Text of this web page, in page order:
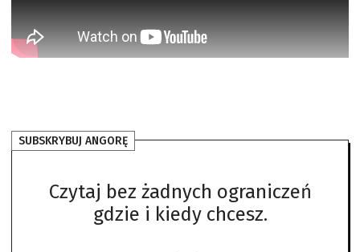
SUBSKRYBUJ ANGORĘ
Czytaj bez żadnych ograniczeń
gdzie i kiedy chcesz.